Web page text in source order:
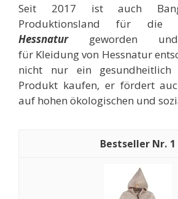
Seit 2017 ist auch
Produktionsland für die
Hessnatur
geworden
für Kleidung von Hessnatur
nicht nur ein gesundheitlich
Produkt kaufen, er fördert
auf hohen ökologischen und
1